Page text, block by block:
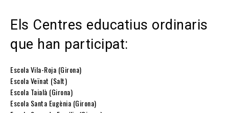
Els Centres educatius ordinaris
que han participat:
Escola Vila-Roja (Girona)
Escola Veïnat (Salt)
Escola Taialà (Girona)
Escola Santa Eugènia (Girona)